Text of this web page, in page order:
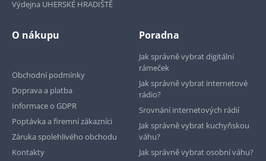
Výdejna UHERSKÉ HRADIŠTĚ
O nákupu
Obchodní podmínky
Doprava a platba
Informace o GDPR
Poptávka a firemní zákazníci
Záruka spolehlivého obchodu
Kontakty
Poradna
Jak správně vybrat digitální
rámeček
Jak správně vybrat internetové
rádio?
Srovnání internetových rádií
Jak správně vybrat kuchyňskou
váhu?
Jak správně vybrat osobní váhu?